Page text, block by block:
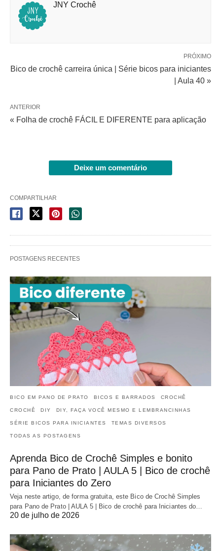
JNY Crochê
PRÓXIMO
Bico de crochê carreira única | Série bicos para iniciantes
| Aula 40 »
ANTERIOR
« Folha de crochê FÁCIL E DIFERENTE para aplicação
Deixe um comentário
COMPARTILHAR
POSTAGENS RECENTES
BICO EM PANO DE PRATO BICOS E BARRADOS CROCHÊ
CROCHÊ DIY DIY, FAÇA VOCÊ MESMO E LEMBRANCINHAS
SÉRIE BICOS PARA INICIANTES TEMAS DIVERSOS
TODAS AS POSTAGENS
Aprenda Bico de Crochê Simples e bonito
para Pano de Prato | AULA 5 | Bico de crochê
para Iniciantes do Zero
Veja neste artigo, de forma gratuita, este Bico de Crochê Simples
para Pano de Prato | AULA 5 | Bico de crochê para Iniciantes do…
20 de julho de 2026